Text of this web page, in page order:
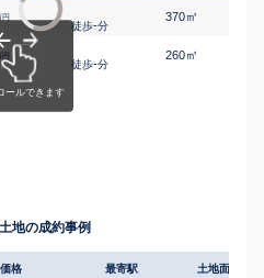
円
徒歩-分
370㎡
円
徒歩-分
260㎡
地の成約事例
価格 最寄駅 土地面積